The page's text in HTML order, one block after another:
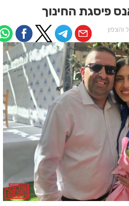
פיסגת החינוך